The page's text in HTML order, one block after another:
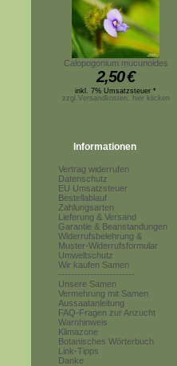
Calopogonium mucunoides
2,50€
inkl. 7% Umsatzsteuer *
zzgl.Versandkosten, hier klicken
Informationen
Vertrag widerrufen
Datenschutz
EU Umsatzsteuer
Bestellablauf
Zahlungsarten
Lieferung & Versand
Garantie & Beanstandungen
Widerrufsbelehrung &
Muster-Widerrufsformular
Umweltschutz
Wir kaufen Samen
------------------------
Unsere Samen
Vermehrung mit Samen
Aussaatanleitung
FAQ-Fragen zur Anzucht
Warnhinweis
Klimazone
Botanisches Wörterbuch
Link-Tipps
Danke